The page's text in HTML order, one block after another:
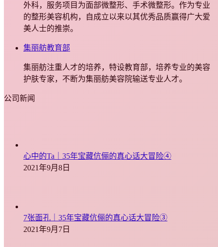
外科，服务项目为面部微整形、手术微整形。作为专业
的整形美容机构，自成立以来以其优秀品质赢得广大爱
美人士的推崇。
集丽舫教育部
集丽舫注重人才的培养，特设教育部，培养专业的美容
护肤专家，不断为集丽舫美容院输送专业人才。
公司新闻
心中的Ta｜35年宝藏伉俪的真心话大冒险④
2021年9月8日
7张面孔｜35年宝藏伉俪的真心话大冒险③
2021年9月7日